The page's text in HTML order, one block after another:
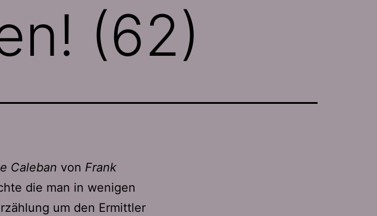
(62)
Caleban von Frank
die man in wenigen
um den Ermittler